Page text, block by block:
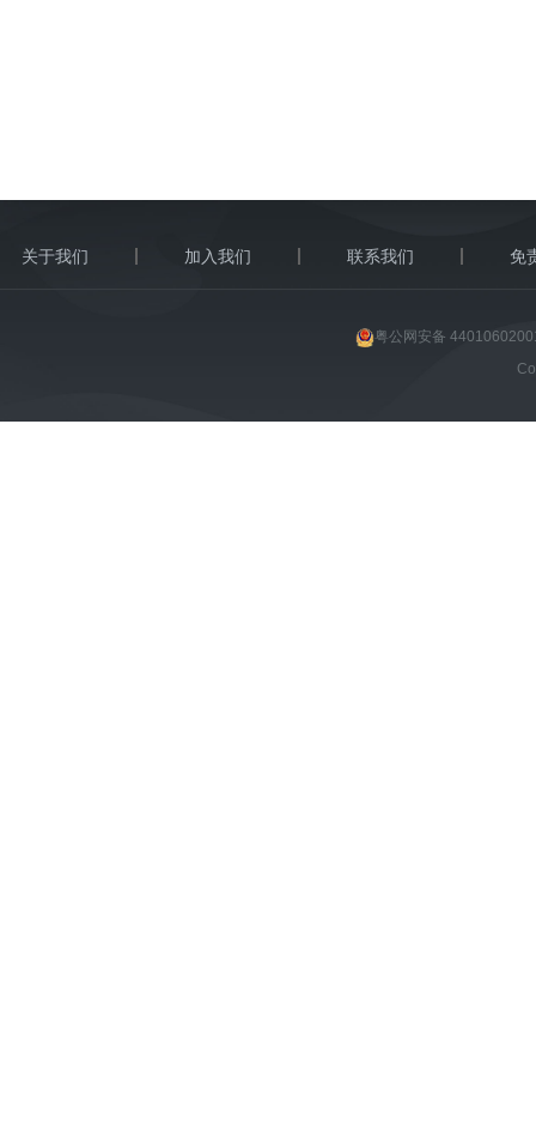
关于我们 加入我们 联系我们 免
粤公网安备